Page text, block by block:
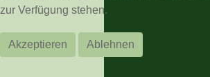
zur Verfügung stehen.
Akzeptieren
Ablehnen